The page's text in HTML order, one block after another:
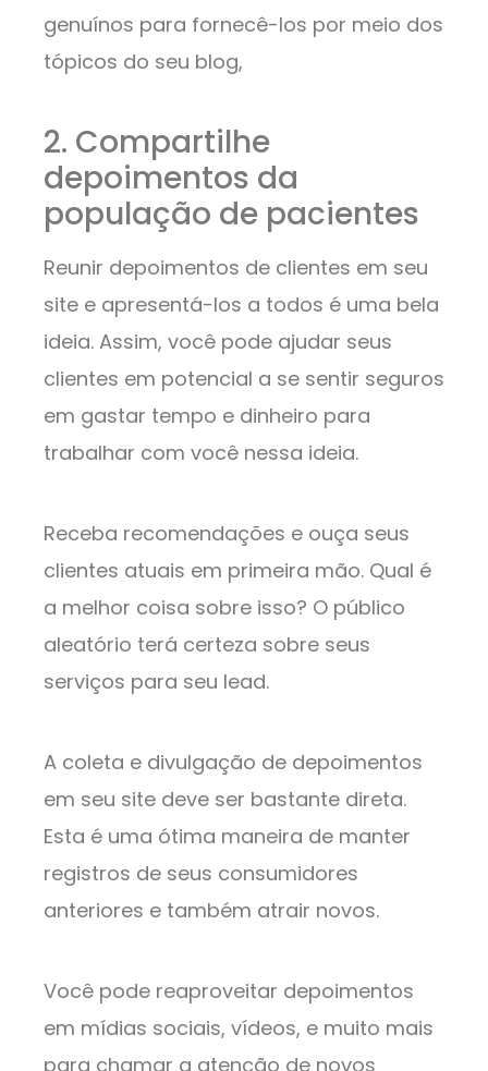
genuínos para fornecê-los por meio dos
tópicos do seu blog,
2. Compartilhe
depoimentos da
população de pacientes
Reunir depoimentos de clientes em seu
site e apresentá-los a todos é uma bela
ideia. Assim, você pode ajudar seus
clientes em potencial a se sentir seguros
em gastar tempo e dinheiro para
trabalhar com você nessa ideia.
Receba recomendações e ouça seus
clientes atuais em primeira mão. Qual é
a melhor coisa sobre isso? O público
aleatório terá certeza sobre seus
serviços para seu lead.
A coleta e divulgação de depoimentos
em seu site deve ser bastante direta.
Esta é uma ótima maneira de manter
registros de seus consumidores
anteriores e também atrair novos.
Você pode reaproveitar depoimentos
em mídias sociais, vídeos, e muito mais
para chamar a atenção de novos